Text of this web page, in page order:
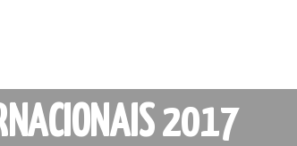
2017